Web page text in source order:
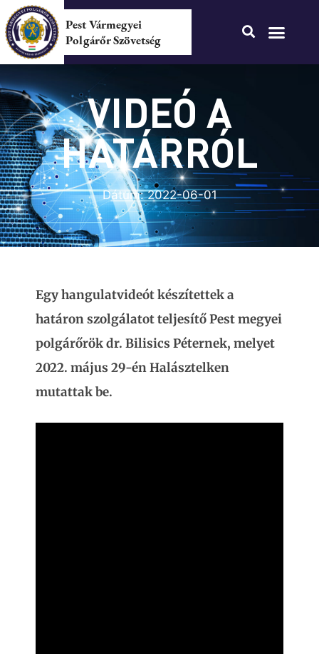
Pest Vármegyei
Polgárőr Szövetség
VIDEÓ A
HATÁRRÓL
Dátum:2022-06-01
Egy hangulatvideót készítettek a
határon szolgálatot teljesítő Pest megyei
polgárőrök dr. Bilisics Péternek, melyet
2022. május 29-én Halásztelken
mutattak be.